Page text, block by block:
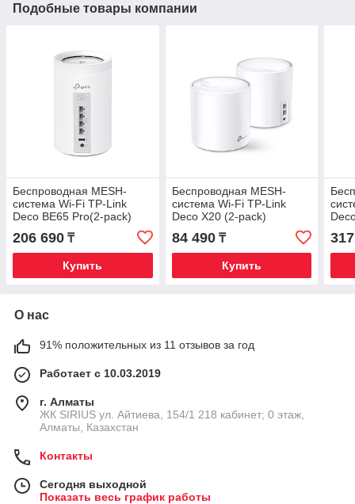
Подобные товары компании
Беспроводная MESH-
система Wi-Fi TP-Link
Deco BE65 Pro(2-pack)
206 690 ₸
Купить
Беспроводная MESH-
система Wi-Fi TP-Link
Deco X20 (2-pack)
84 490₸
Купить
О нас
91% положительных из 11 отзывов за год
Работает с 10.03.2019
г. Алматы
​ЖК SIRIUS​ ул. Айтиева, 154/1​ 218 кабинет; 0 этаж,
Алматы, Казахстан
Контакты
Сегодня выходной
Показать весь график работы